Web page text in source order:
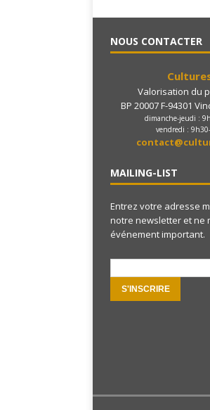
NOUS CONTACTER
Valorisation du
BP 20007 F-94301
dimanche-jeudi :
vendredi :
MAILING-LIST
Entrez votre adresse
notre newsletter et ne
événement important.